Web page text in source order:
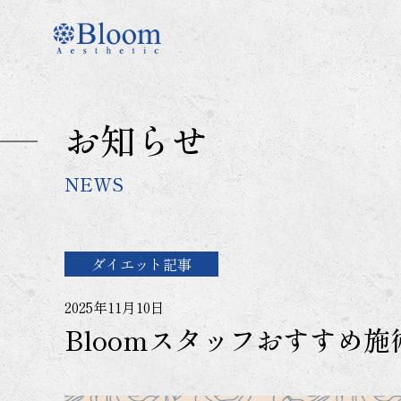
コ
ン
テ
ン
ツ
に
ス
お知らせ
NEWS
ダイエット記事
2025年11月10日
Bloomスタッフおすすめ施